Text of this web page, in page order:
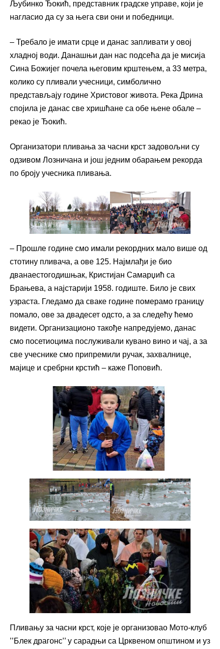
Љубинко Ђокић, представник градске управе, који је
нагласио да су за њега сви они и победници.
– Требало је имати срце и данас запливати у овој
хладној води. Данашњи дан нас подсећа да је мисија
Сина Божијег почела његовим крштењем, а 33 метра,
колико су пливали учесници, симболично
представљају године Христовог живота. Река Дрина
спојила је данас све хришћане са обе њене обале –
рекао је Ђокић.
Организатори пливања за часни крст задовољни су
одзивом Лозничана и још једним обарањем рекорда
по броју учесника пливања.
– Прошле године смо имали рекордних мало више од
стотину пливача, а ове 125. Најмлађи је био
дванаестогодишњак, Кристијан Самарџић са
Брањева, а најстарији 1958. годиште. Било је свих
узраста. Гледамо да сваке године померамо границу
помало, ове за двадесет одсто, а за следећу ћемо
видети. Организационо такође напредујемо, данас
смо посетиоцима послуживали кувано вино и чај, а за
све учеснике смо припремили ручак, захвалнице,
мајице и сребрни крстић – каже Поповић.
Пливању за часни крст, које је организовао Мото-клуб
’’Блек драгонс’’ у сарадњи са Црквеном општином и уз